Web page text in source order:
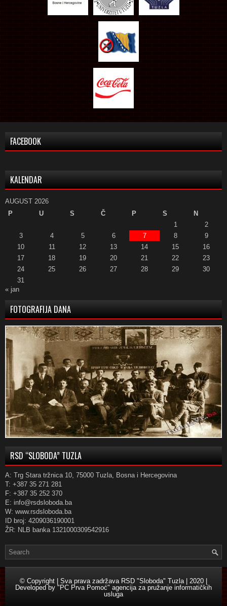
FACEBOOK
KALENDAR
AUGUST 2026
P
U S Č P S
N
1
2
3
4 5 6 7 8
9
10
11 12 13 14 15
16
17
18 19 20 21 22
23
24
25 26 27 28 29
30
31
« jan
FOTOGRAFIJA DANA
RSD “SLOBODA” TUZLA
A: Trg Stara tržnica 10, 75000 Tuzla, Bosna i Hercegovina
T: +387 35 271 281
F: +387 35 252 370
E: info@rsdsloboda.ba
W: www.rsdsloboda.ba
ID broj: 4209036190001
ŽR: NLB banka 1321000309542916
© Copyright | Sva prava zadržava RSD "Sloboda" Tuzla | 2020 |
Developed by "PC Prva Pomoć" agencija za pružanje informatičkih
usluga